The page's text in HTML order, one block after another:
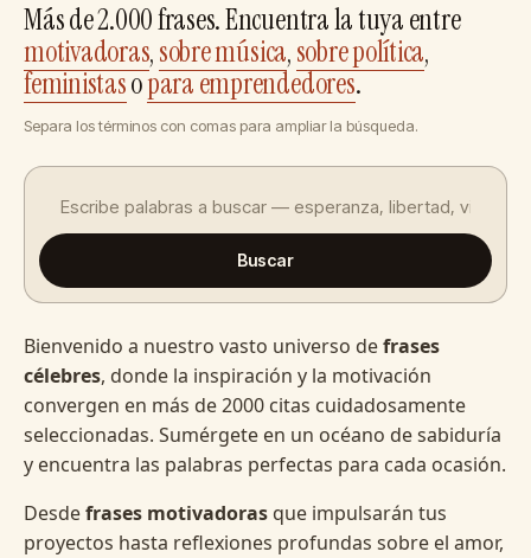
Más de 2.000 frases. Encuentra la tuya entre
motivadoras,sobre música,sobre política,
feministasopara emprendedores.
Separa los términos con comas para ampliar la búsqueda.
Buscar
Bienvenido a nuestro vasto universo defrases
célebres, donde la inspiración y la motivación
convergen en más de 2000 citas cuidadosamente
seleccionadas. Sumérgete en un océano de sabiduría
y encuentra las palabras perfectas para cada ocasión.
Desdefrases motivadoras que impulsarán tus
proyectos hasta reflexiones profundas sobre el amor,